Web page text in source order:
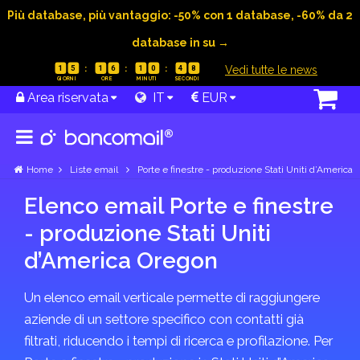
Più database, più vantaggio: -50% con 1 database, -60% da 2
database in su →
1 5 1 6 1 0 4 8 Vedi tutte le news
Area riservata IT EUR
Home Liste email Porte e finestre - produzione Stati Uniti d’America
Elenco email Porte e finestre
- produzione Stati Uniti
d’America Oregon
Un elenco email verticale permette di raggiungere
aziende di un settore specifico con contatti già
filtrati, riducendo i tempi di ricerca e profilazione. Per